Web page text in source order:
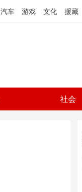
汽车 游戏 文化 援藏
社会